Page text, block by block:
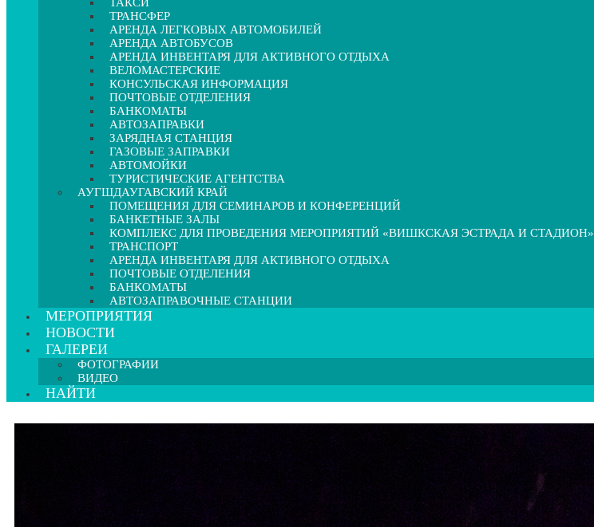
ТРАНСФЕР
АРЕНДА ЛЕГКОВЫХ АВТОМОБИЛЕЙ
АРЕНДА АВТОБУСОВ
АРЕНДА ИНВЕНТАРЯ ДЛЯ АКТИВНОГО ОТДЫХА
ВЕЛОМАСТЕРСКИЕ
КОНСУЛЬСКАЯ ИНФОРМАЦИЯ
ПОЧТОВЫЕ ОТДЕЛЕНИЯ
БАНКОМАТЫ
АВТОЗАПРАВКИ
ЗАРЯДНАЯ СТАНЦИЯ
ГАЗОВЫЕ ЗАПРАВКИ
АВТОМОЙКИ
ТУРИСТИЧЕСКИЕ АГЕНТСТВА
АУГШДАУГАВСКИЙ КРАЙ
ПОМЕЩЕНИЯ ДЛЯ СЕМИНАРОВ И КОНФЕРЕНЦИЙ
БАНКЕТНЫЕ ЗАЛЫ
КОМПЛЕКС ДЛЯ ПРОВЕДЕНИЯ МЕРОПРИЯТИЙ «ВИШКСКАЯ ЭСТРАДА И СТАДИОН»
ТРАНСПОРТ
АРЕНДА ИНВЕНТАРЯ ДЛЯ АКТИВНОГО ОТДЫХА
ПОЧТОВЫЕ ОТДЕЛЕНИЯ
БАНКОМАТЫ
АВТОЗАПРАВОЧНЫЕ СТАНЦИИ
МЕРОПРИЯТИЯ
НОВОСТИ
ГАЛЕРЕИ
ФОТОГРАФИИ
ВИДЕО
НАЙТИ